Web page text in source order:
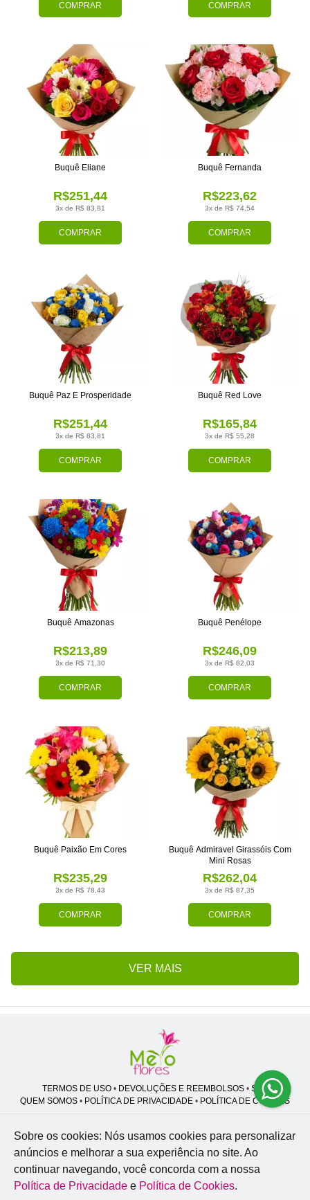
COMPRAR COMPRAR
COMPRAR
3x de R$ 83,81
R$251,44
Buquê Eliane
COMPRAR
3x de R$ 74,54
R$223,62
Buquê Fernanda
COMPRAR
3x de R$ 83,81
R$251,44
Buquê Paz E Prosperidade
COMPRAR
3x de R$ 55,28
R$165,84
Buquê Red Love
COMPRAR
3x de R$ 71,30
R$213,89
Buquê Amazonas
COMPRAR
3x de R$ 82,03
R$246,09
Buquê Penélope
COMPRAR
3x de R$ 78,43
R$235,29
Buquê Paixão Em Cores
COMPRAR
3x de R$ 87,35
R$262,04
Buquê Admiravel Girassóis Com
Mini Rosas
VER MAIS
TERMOS DE USO• DEVOLUÇÕES E REEMBOLSOS• SAC
QUEM SOMOS • POLÍTICA DE PRIVACIDADE • POLÍTICA DE COOKIES
Melo Flores | CNPJ: 27.662.413/0001-98
Professor José Lourenço - Travessa cinco, 27 - Vila Zat - São Paulo - SP -
02.977-020
Sobre os cookies: Nós usamos cookies para personalizar
anúncios e melhorar a sua experiência no site. Ao
continuar navegando, você concorda com a nossa
Política de Privacidade e Política de Cookies.